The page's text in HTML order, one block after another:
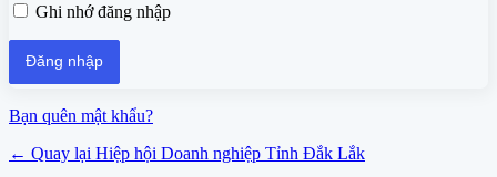
Ghi nhớ đăng nhập
Bạn quên mật khẩu?
← Quay lại Hiệp hội Doanh nghiệp Tỉnh Đắk Lắk